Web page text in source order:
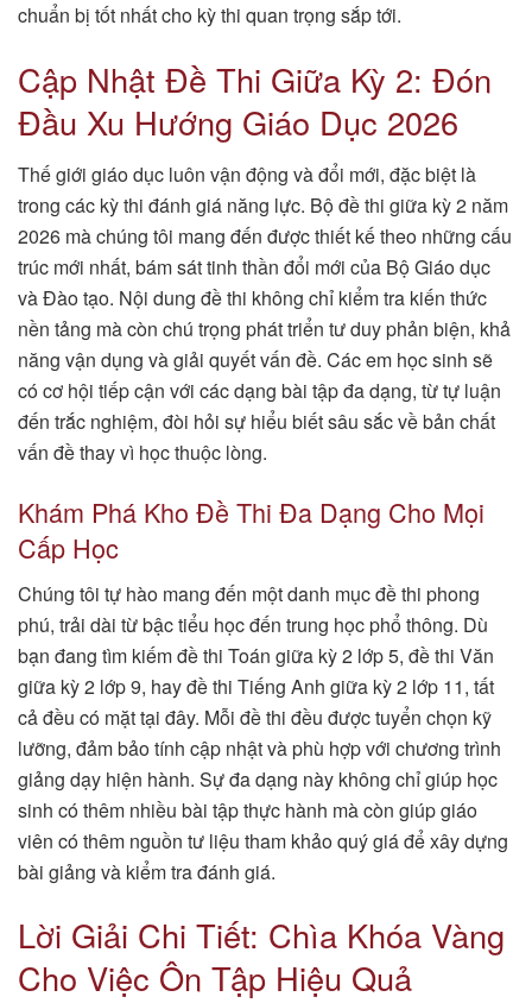
chuẩn bị tốt nhất cho kỳ thi quan trọng sắp tới.
Cập Nhật Đề Thi Giữa Kỳ 2: Đón
Đầu Xu Hướng Giáo Dục 2026
Thế giới giáo dục luôn vận động và đổi mới, đặc biệt là
trong các kỳ thi đánh giá năng lực. Bộ đề thi giữa kỳ 2 năm
2026 mà chúng tôi mang đến được thiết kế theo những cấu
trúc mới nhất, bám sát tinh thần đổi mới của Bộ Giáo dục
và Đào tạo. Nội dung đề thi không chỉ kiểm tra kiến thức
nền tảng mà còn chú trọng phát triển tư duy phản biện, khả
năng vận dụng và giải quyết vấn đề. Các em học sinh sẽ
có cơ hội tiếp cận với các dạng bài tập đa dạng, từ tự luận
đến trắc nghiệm, đòi hỏi sự hiểu biết sâu sắc về bản chất
vấn đề thay vì học thuộc lòng.
Khám Phá Kho Đề Thi Đa Dạng Cho Mọi
Cấp Học
Chúng tôi tự hào mang đến một danh mục đề thi phong
phú, trải dài từ bậc tiểu học đến trung học phổ thông. Dù
bạn đang tìm kiếm đề thi Toán giữa kỳ 2 lớp 5, đề thi Văn
giữa kỳ 2 lớp 9, hay đề thi Tiếng Anh giữa kỳ 2 lớp 11, tất
cả đều có mặt tại đây. Mỗi đề thi đều được tuyển chọn kỹ
lưỡng, đảm bảo tính cập nhật và phù hợp với chương trình
giảng dạy hiện hành. Sự đa dạng này không chỉ giúp học
sinh có thêm nhiều bài tập thực hành mà còn giúp giáo
viên có thêm nguồn tư liệu tham khảo quý giá để xây dựng
bài giảng và kiểm tra đánh giá.
Lời Giải Chi Tiết: Chìa Khóa Vàng
Cho Việc Ôn Tập Hiệu Quả